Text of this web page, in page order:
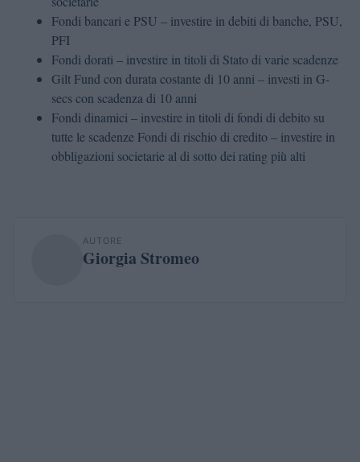
Fondi bancari e PSU – investire in debiti di banche, PSU,
PFI
Fondi dorati – investire in titoli di Stato di varie scadenze
Gilt Fund con durata costante di 10 anni – investi in G-
secs con scadenza di 10 anni
Fondi dinamici – investire in titoli di fondi di debito su
tutte le scadenze Fondi di rischio di credito – investire in
obbligazioni societarie al di sotto dei rating più alti
AUTORE
Giorgia Stromeo